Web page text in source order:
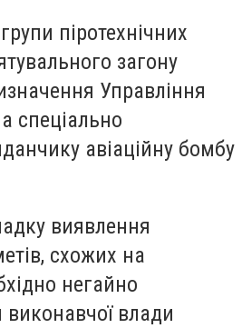
піротехнічних
загону
Управління
спеціально
авіаційну бомбу
виявлення
схожих на
негайно
виконавчої влади